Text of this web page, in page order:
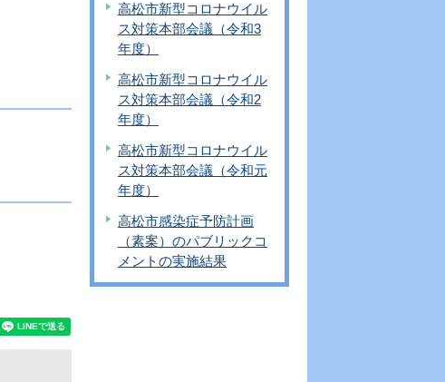
高松市新型コロナウイル
ス対策本部会議（令和3
年度）
高松市新型コロナウイル
ス対策本部会議（令和2
年度）
高松市新型コロナウイル
ス対策本部会議（令和元
年度）
高松市感染症予防計画
（素案）のパブリックコ
メントの実施結果